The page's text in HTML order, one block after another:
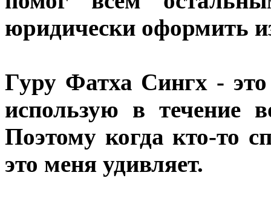
юридически оформить
Гуру Фатха Сингх - это
использую в течение
Поэтому когда кто-то
это меня удивляет.